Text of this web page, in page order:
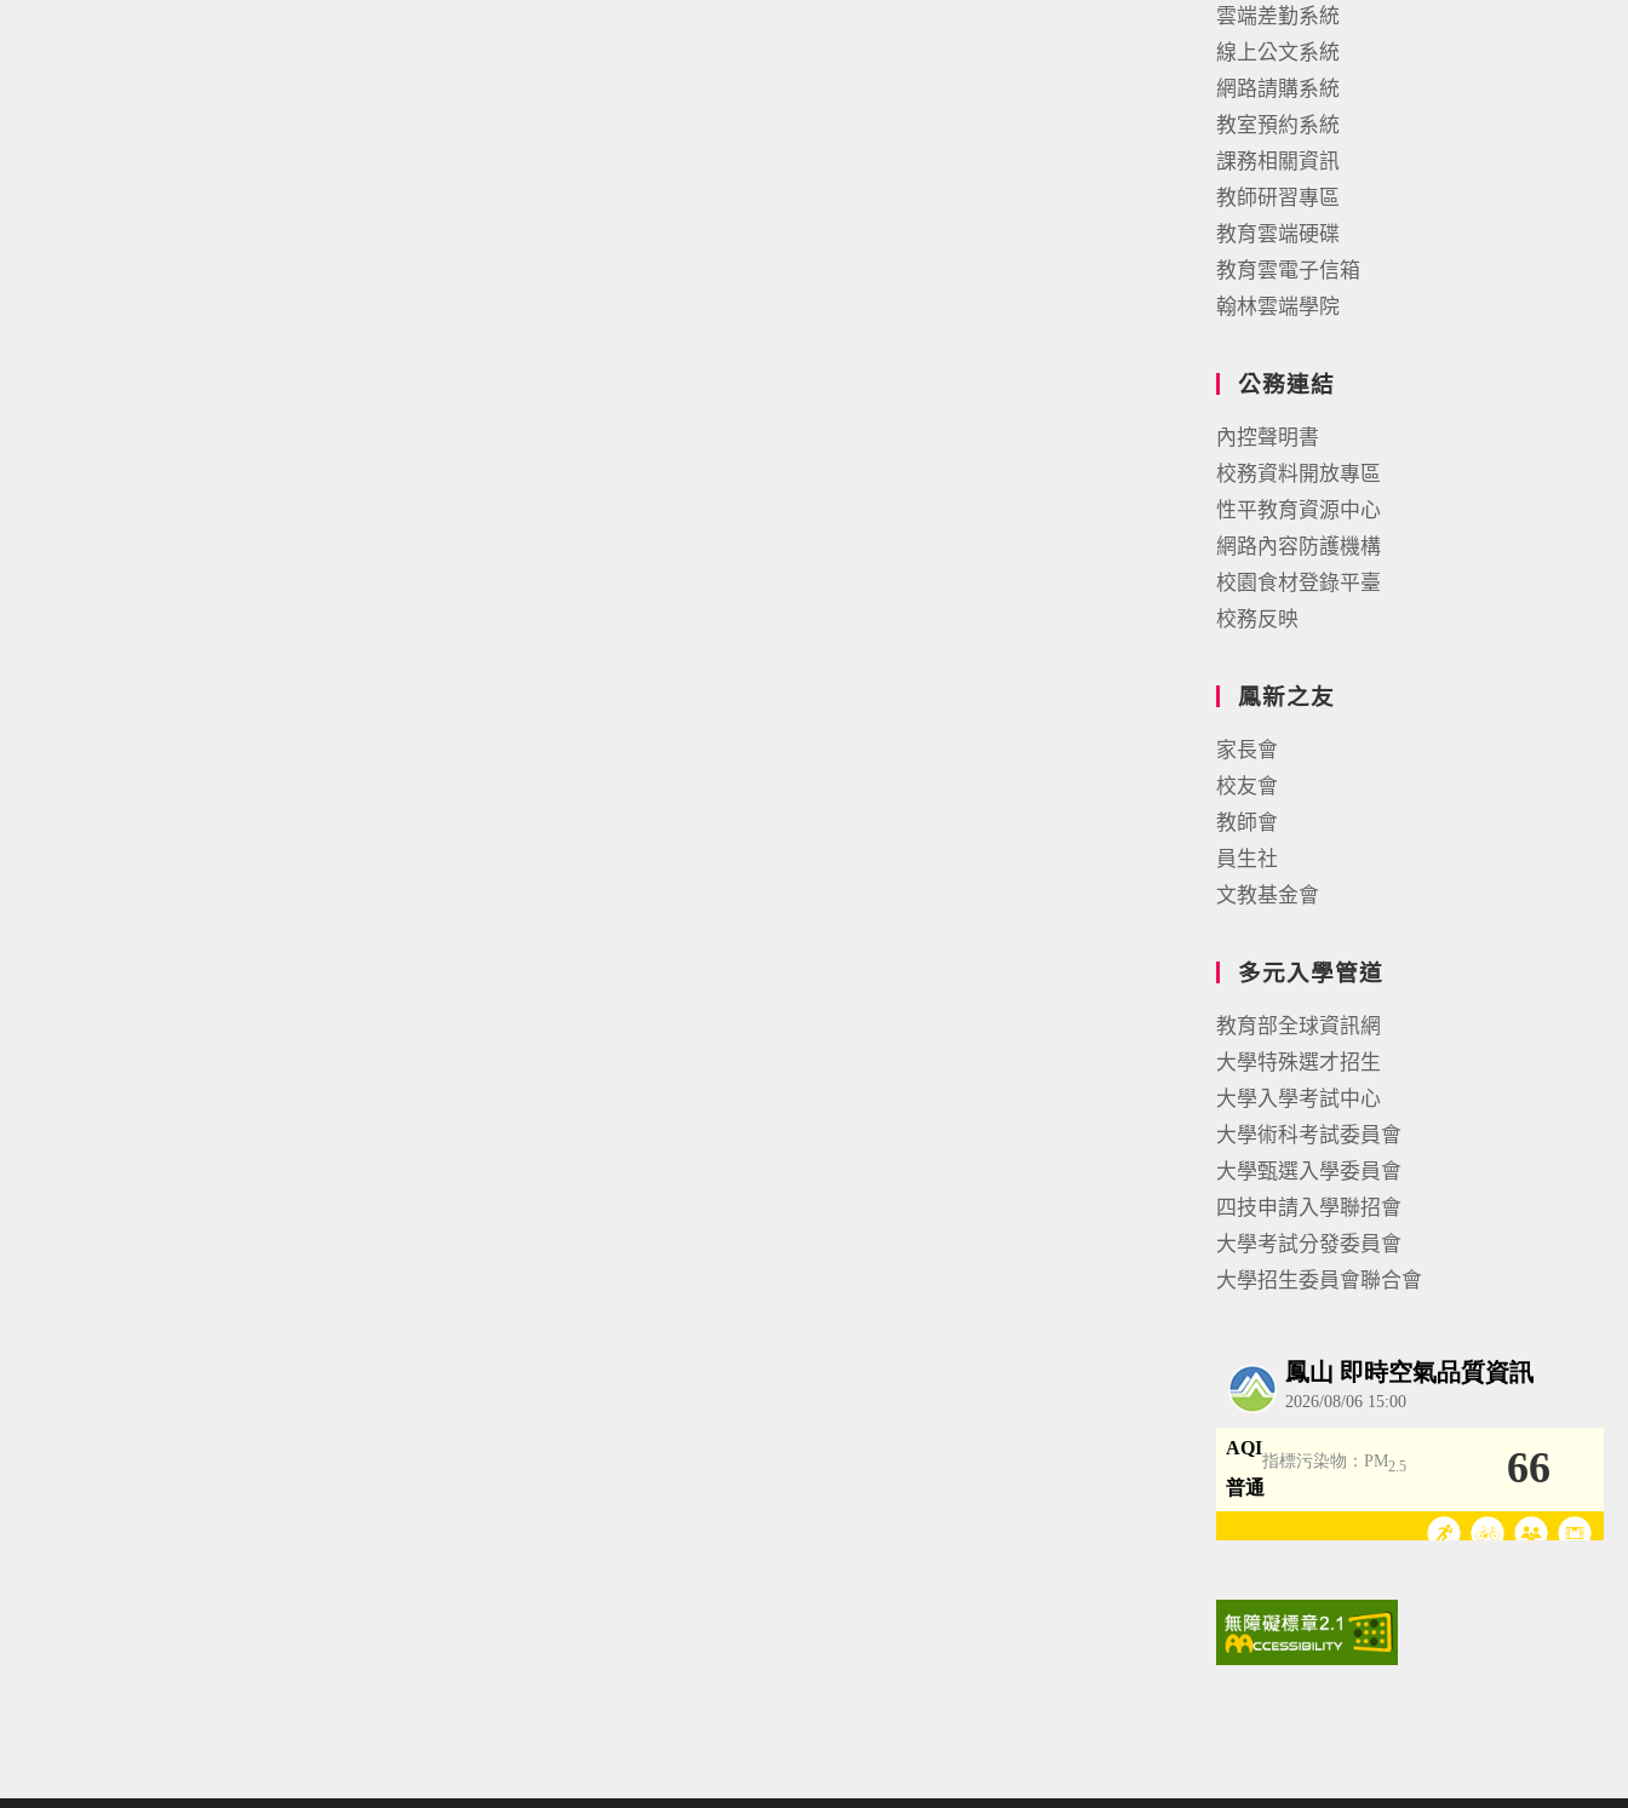
雲端差勤系統
線上公文系統
網路請購系統
教室預約系統
課務相關資訊
教師研習專區
教育雲端硬碟
教育雲電子信箱
翰林雲端學院
公務連結
內控聲明書
校務資料開放專區
性平教育資源中心
網路內容防護機構
校園食材登錄平臺
校務反映
鳳新之友
家長會
校友會
教師會
員生社
文教基金會
多元入學管道
教育部全球資訊網
大學特殊選才招生
大學入學考試中心
大學術科考試委員會
大學甄選入學委員會
四技申請入學聯招會
大學考試分發委員會
大學招生委員會聯合會